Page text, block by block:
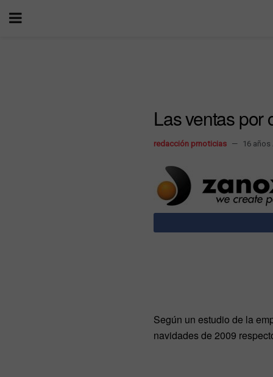
Las ventas por
redacción prnoticias 16 años
Según un estudio de la
navidades de 2009